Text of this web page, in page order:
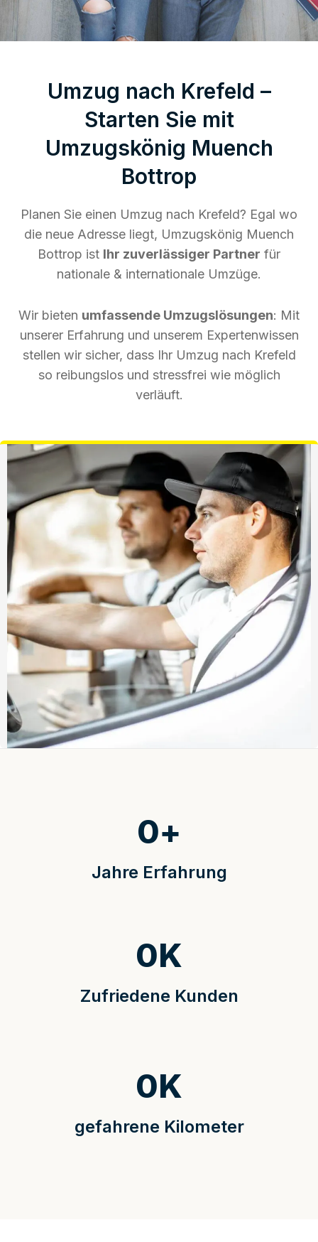
Umzug nach Krefeld –
Starten Sie mit
Umzugskönig Muench
Bottrop
Planen Sie einen Umzug nach Krefeld? Egal wo
die neue Adresse liegt, Umzugskönig Muench
Bottrop ist Ihr zuverlässiger Partner für
nationale & internationale Umzüge.
Wir bieten umfassende Umzugslösungen: Mit
unserer Erfahrung und unserem Expertenwissen
stellen wir sicher, dass Ihr Umzug nach Krefeld
so reibungslos und stressfrei wie möglich
verläuft.
Jahre Erfahrung
0+
Zufriedene Kunden
0K
gefahrene Kilometer
0K